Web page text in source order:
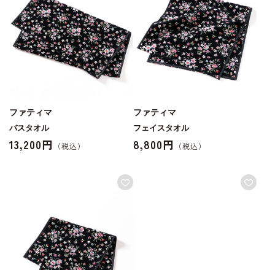
ファティマ
バスタオル
13,200円
ファティマ
フェイスタオル
8,800円